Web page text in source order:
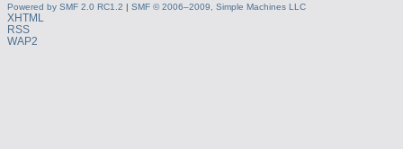
Powered by SMF 2.0 RC1.2 | SMF © 2006–2009, Simple Machines LLC
XHTML
RSS
WAP2